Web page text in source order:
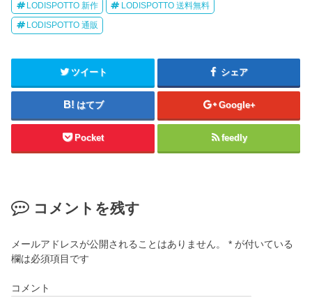
LODISPOTTO 新作 LODISPOTTO 送料無料
LODISPOTTO 通販
ツイート シェア
はてブ Google+
Pocket feedly
コメントを残す
メールアドレスが公開されることはありません。 * が付いている
欄は必須項目です
コメント